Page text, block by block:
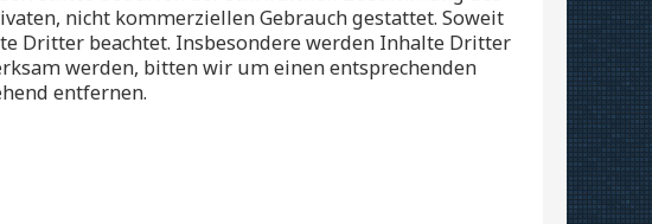
nicht kommerziellen Gebrauch gestattet. Soweit
Dritter beachtet. Insbesondere werden Inhalte Dritter
werden, bitten wir um einen entsprechenden
entfernen.